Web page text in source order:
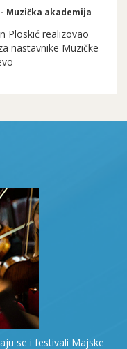
Muzička akademija
Ploskić realizovao
nastavnike Muzičke
se i festivali Majske